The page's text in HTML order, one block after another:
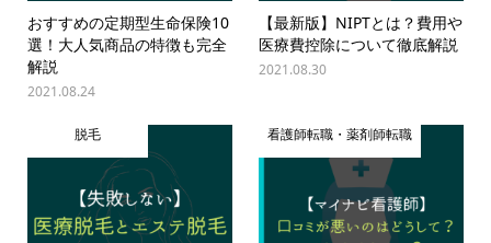
おすすめの定期型生命保険10
選！大人気商品の特徴も完全
解説
2021.08.24
【最新版】NIPTとは？費用や
医療費控除について徹底解説
2021.08.30
脱毛 看護師転職・薬剤師転職